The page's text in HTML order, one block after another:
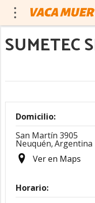
SUMETEC
Domicilio:
San Martín 3905
Neuquén,Argentina
Ver en Maps
Horario: